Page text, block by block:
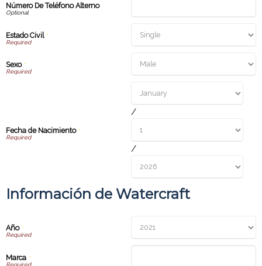
Número De Teléfono Alterno
Estado Civil*
Sexo*
Fecha de Nacimiento*
/
/
Información de Watercraft
Año*
Marca *